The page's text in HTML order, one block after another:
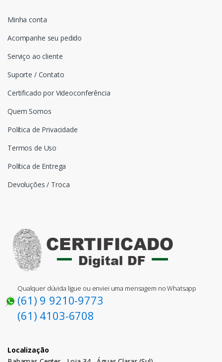
Minha conta
Acompanhe seu pedido
Serviço ao cliente
Suporte / Contato
Certificado por Videoconferência
Quem Somos
Política de Privacidade
Termos de Uso
Política de Entrega
Devoluções / Troca
Qualquer dúvida ligue ou enviei uma mensagem no Whatsapp
(61) 9 9210-9773
(61) 4103-6708
Localização